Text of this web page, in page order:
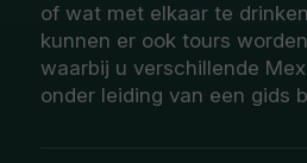
of wat met elkaar te
kunnen er ook tours
waarbij u verschillende
onder leiding van een gids